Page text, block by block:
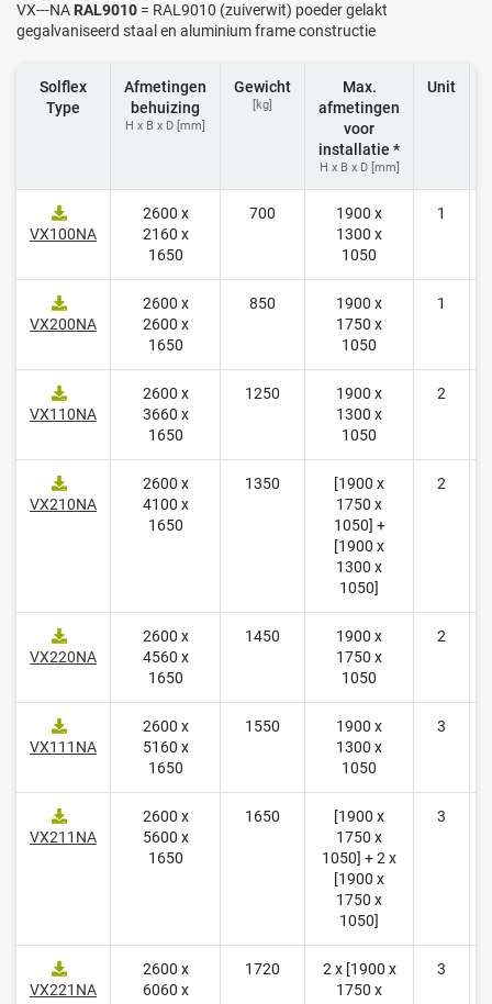
VX---NA RAL9010 = RAL9010 (zuiverwit) poeder gelakt
gegalvaniseerd staal en aluminium frame constructie
Solflex
Type
Afmetingen
behuizing
H x B x D [mm]
Gewicht
[kg]
Max.
afmetingen
voor
installatie *
H x B x D [mm]
Unit
VX100NA
2600 x
2160 x
1650
700
1900 x
1300 x
1050
1
VX200NA
2600 x
2600 x
1650
850
1900 x
1750 x
1050
1
VX110NA
2600 x
3660 x
1650
1250
1900 x
1300 x
1050
2
VX210NA
2600 x
4100 x
1650
1350
[1900 x
1750 x
1050] +
[1900 x
1300 x
1050]
2
VX220NA
2600 x
4560 x
1650
1450
1900 x
1750 x
1050
2
VX111NA
2600 x
5160 x
1650
1550
1900 x
1300 x
1050
3
VX211NA
2600 x
5600 x
1650
1650
[1900 x
1750 x
1050] + 2 x
[1900 x
1750 x
1050]
3
VX221NA
2600 x
6060 x
1720
2 x [1900 x
1750 x
3